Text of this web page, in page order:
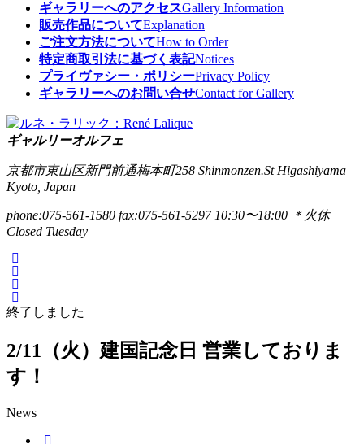
ギャラリーへのアクセスGallery Information
販売作品についてExplanation
ご注文方法についてHow to Order
特定商取引法に基づく表記Notices
プライヴァシー・ポリシーPrivacy Policy
ギャラリーへのお問い合せContact for Gallery
ギャルリーオルフェ
京都市東山区新門前通梅本町258 Shinmonzen.St Higashiyama
Kyoto, Japan
phone:075-561-1580 fax:075-561-5297 10:30〜18:00 ＊火休
Closed Tuesday
終了しました
2/11（火）建国記念日 営業しておりま
す！
News